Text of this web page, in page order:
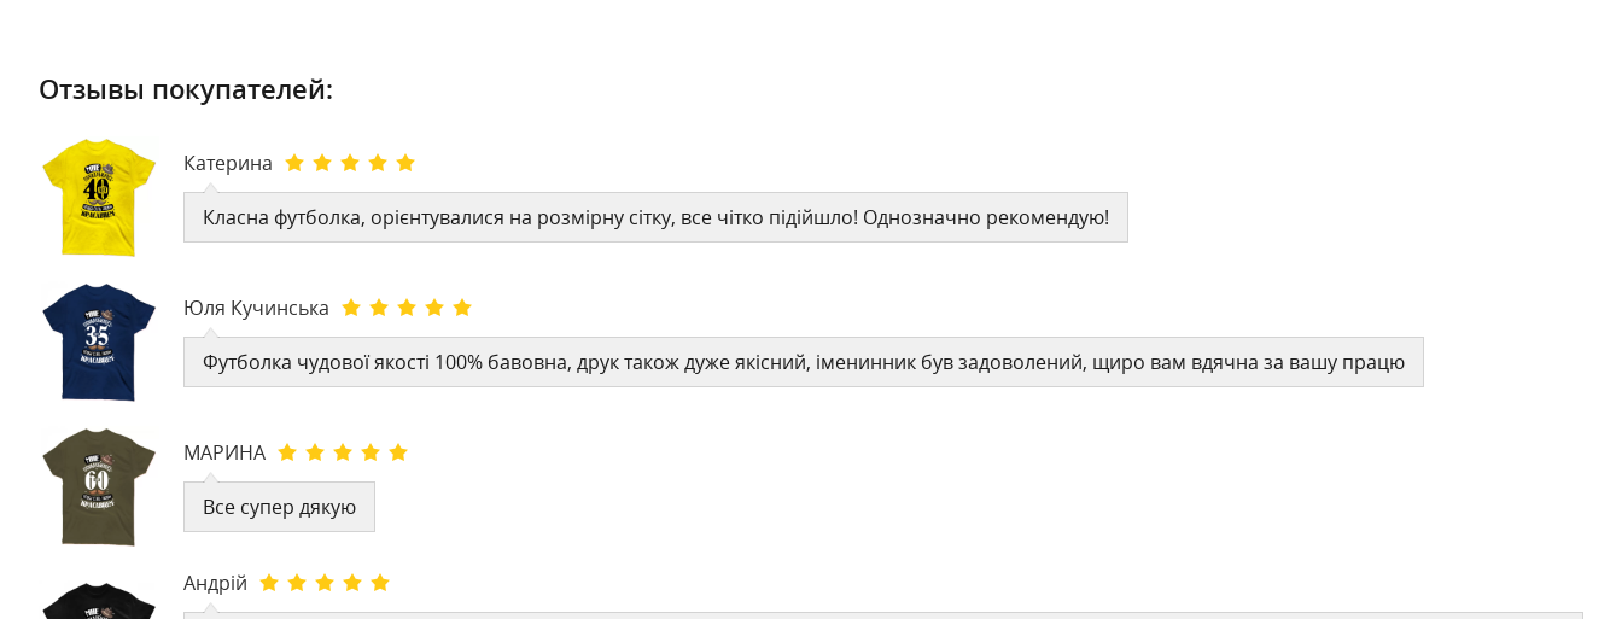
Отзывы покупателей:
Катерина
Класна футболка, орієнтувалися на розмірну сітку, все чітко підійшло! Однозначно рекомендую!
Юля Кучинська
Футболка чудової якості 100% бавовна, друк також дуже якісний, іменинник був задоволений, щиро вам вдячна за вашу працю
МАРИНА
Все супер дякую
Андрій